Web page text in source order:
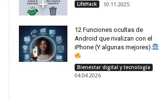
LifeHack 10.11.2025
12 Funciones ocultas de
Android que rivalizan con el
iPhone (Y algunas mejores).
Bienestar digital y tecnología
04.04.2026